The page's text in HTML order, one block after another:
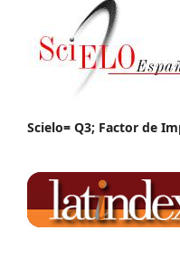
Scielo= Q3; Factor de